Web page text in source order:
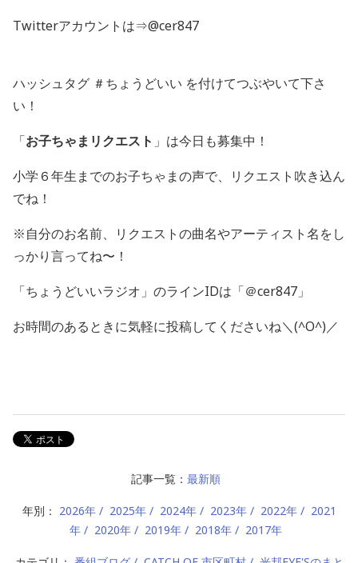
Twitterアカウントは⇒@cer847
ハッシュタグ ＃ちょうどいい を付けてつぶやいて下さ
い！
「お子ちゃまリクエスト 」は今日も募集中！
小学６年生までのお子ちゃまの声で、リクエスト吹き込ん
でね！
※自分のお名前、リクエストの曲名やアーティスト名をし
っかり言ってね〜！
「ちょうどいいラジオ」のラインIDは「＠cer847」
お時間のあるときに気軽に投稿してくださいね＼(^O^)／
記事一覧： 最新順
年別： 2026年 2025年 2024年 2023年 2022年
2021
年
2020年 2019年 2018年 2017年